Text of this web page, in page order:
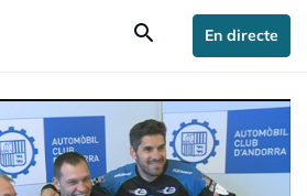
search En directe